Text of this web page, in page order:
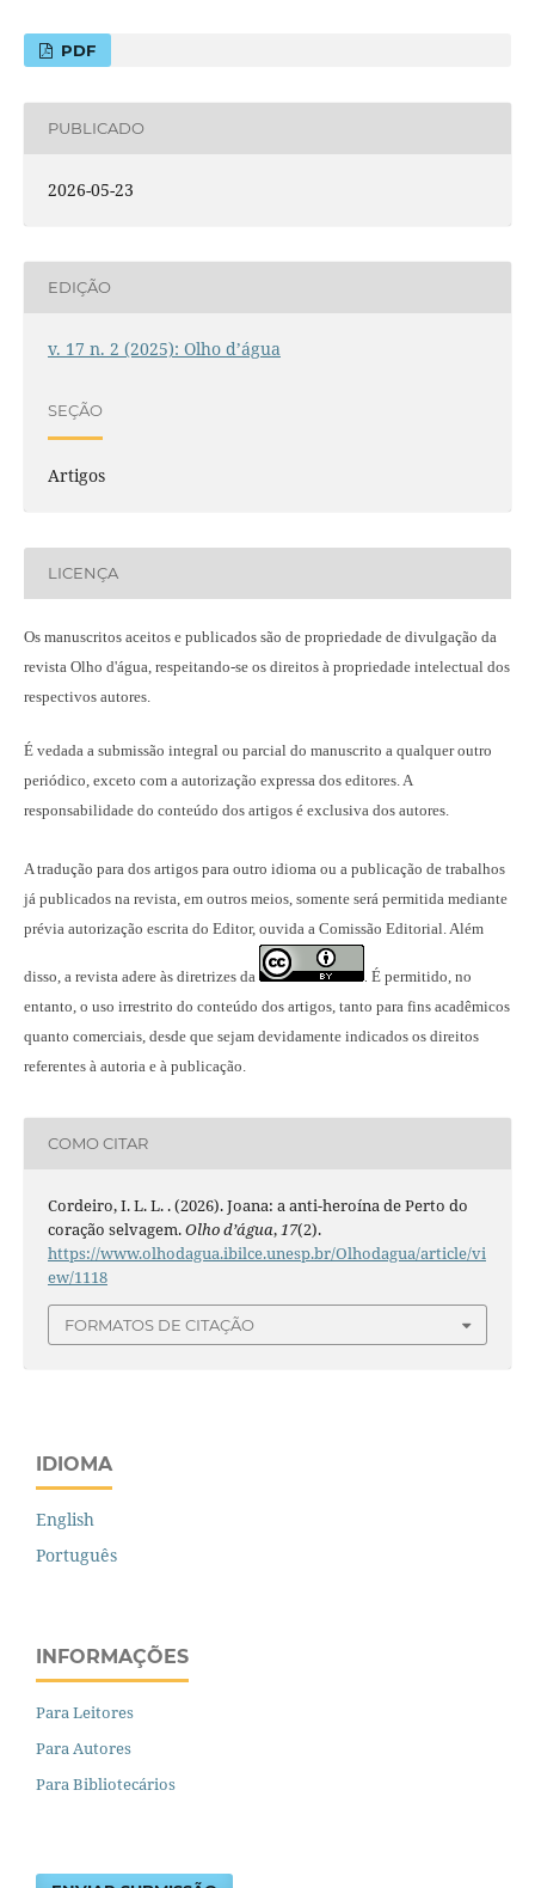
PDF
PUBLICADO
2026-05-23
EDIÇÃO
v. 17 n. 2 (2025): Olho d’água
SEÇÃO
Artigos
LICENÇA
Os manuscritos aceitos e publicados são de propriedade de divulgação da
revista Olho d'água, respeitando-se os direitos à propriedade intelectual dos
respectivos autores.
É vedada a submissão integral ou parcial do manuscrito a qualquer outro
periódico, exceto com a autorização expressa dos editores. A
responsabilidade do conteúdo dos artigos é exclusiva dos autores.
A tradução para dos artigos para outro idioma ou a publicação de trabalhos
já publicados na revista , em outros meios, somente será permitida mediante
prévia autorização escrita do Editor, ouvida a Comissão Editorial. Além
disso, a revista adere às diretrizes da
É permitido, no
entanto, o uso irrestrito do conteúdo dos artigos, tanto para fins acadêmicos
quanto comerciais, desde que sejam devidamente indicados os direitos
referentes à autoria e à publicação.
COMO CITAR
Cordeiro, I. L. L. . (2026). Joana: a anti-heroína de Perto do
coração selvagem.Olho d’água,17(2).
https://www.olhodagua.ibilce.unesp.br/Olhodagua/article/vi
ew/1118
FORMATOS DE CITAÇÃO
IDIOMA
English
Português
INFORMAÇÕES
Para Leitores
Para Autores
Para Bibliotecários